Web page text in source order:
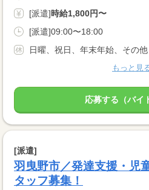
[派遣]時給1,800円〜
[派遣]09:00〜18:00
日曜、祝日、年末年始、その他
もっと見
応募する（バイ
[派遣]
羽曳野市／発達支援・児
タッフ募集！